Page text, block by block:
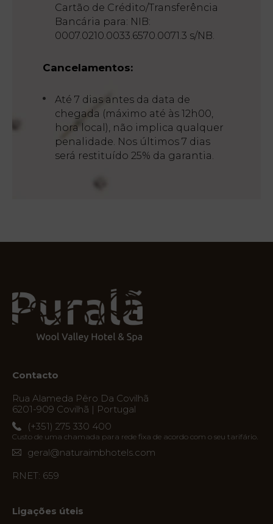
Cartão de Crédito/Transferência
Bancária para: NIB:
0007.0210.0033.6570.0071.3 s/NB.
Cancelamentos:
Até 7 dias antes da data de
chegada (máximo até às 12h00,
hora local), não implica qualquer
penalidade. Nos últimos 7 dias
será restituído 25% da garantia.
Contacto
Rua Alameda Pêro Da Covilhã
6201-909 Covilhã | Portugal
(+351) 275 330 400
Custo de uma chamada para rede fixa de acordo com o seu tarifário.
geral@naturaimbhotels.com
RNET: 659
Ligações úteis